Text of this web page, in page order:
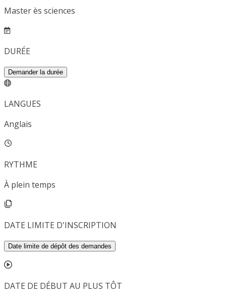
Master ès sciences
DURÉE
Demander la durée
LANGUES
Anglais
RYTHME
À plein temps
DATE LIMITE D'INSCRIPTION
Date limite de dépôt des demandes
DATE DE DÉBUT AU PLUS TÔT